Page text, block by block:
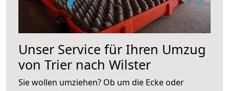
Unser Service für Ihren Umzug
von Trier nach Wilster
Sie wollen umziehen? Ob um die Ecke oder